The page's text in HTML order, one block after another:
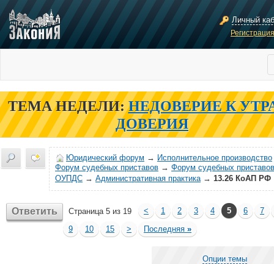
Личный
ТЕМА НЕДЕЛИ: НЕДОВЕРИЕ К
ДОВЕРИЯ
Юридический форум → Исполнительное производство
Форум судебных приставов → Форум судебных
ОУПДС → Административная практика→ 13.26 КоАП РФ
Ответить Страница 5 из 19 < 1 2 3 4 5 6
7
9
10 15 > Последняя »
Опции темы